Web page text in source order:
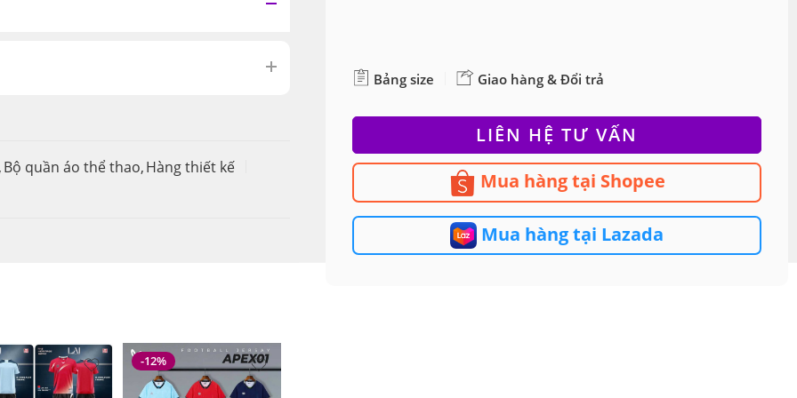
Bảng size Giao hàng & Đổi trả
LIÊN HỆ TƯ VẤN
Mua hàng tại Shopee
Mua hàng tại Lazada
,Bộ quần áo thể thao,Hàng thiết kế
-12%